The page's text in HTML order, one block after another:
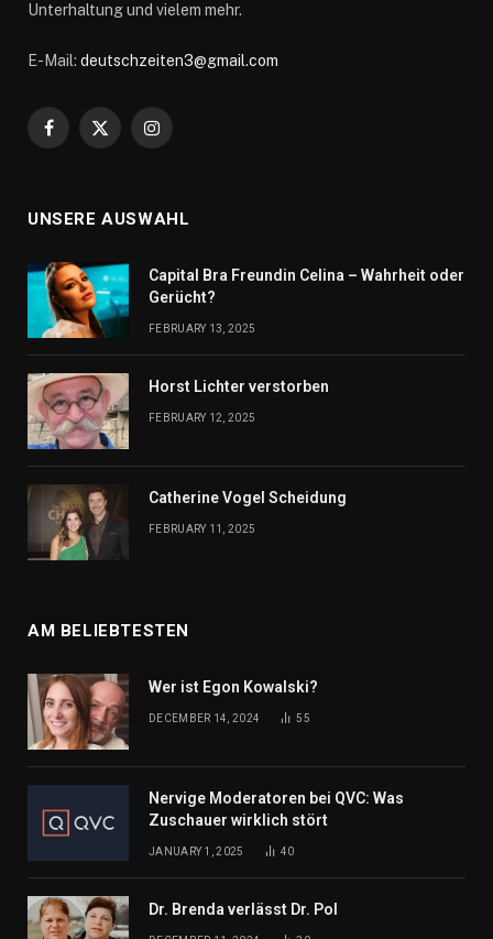
Unterhaltung und vielem mehr.
E-Mail: deutschzeiten3@gmail.com
Facebook
X
Instagram
UNSERE AUSWAHL
Capital Bra Freundin Celina – Wahrheit oder
Gerücht?
FEBRUARY 13, 2025
Horst Lichter verstorben
FEBRUARY 12, 2025
Catherine Vogel Scheidung
FEBRUARY 11, 2025
AM BELIEBTESTEN
Wer ist Egon Kowalski?
DECEMBER 14, 2024 55
Nervige Moderatoren bei QVC: Was
Zuschauer wirklich stört
JANUARY 1, 2025 40
Dr. Brenda verlässt Dr. Pol